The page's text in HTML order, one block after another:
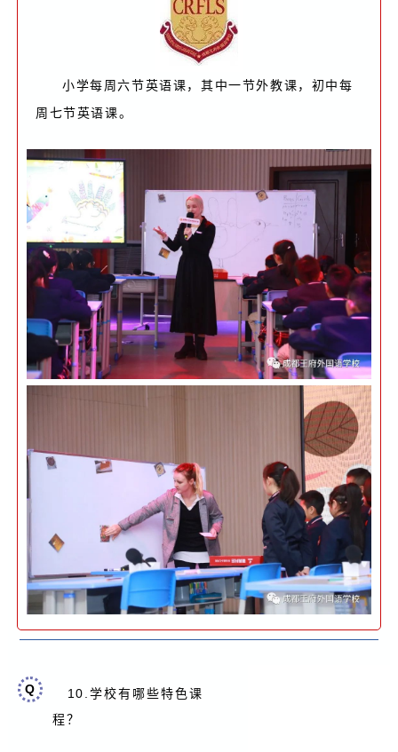
小学每周六节英语课，其中一节外教课，初中每
周七节英语课。
Q 10. 学校有哪些特色课
程？